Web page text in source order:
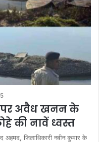
पर अवैध खनन के
की नावें ध्वस्त
जिलाधिकारी नवीन कुमार के